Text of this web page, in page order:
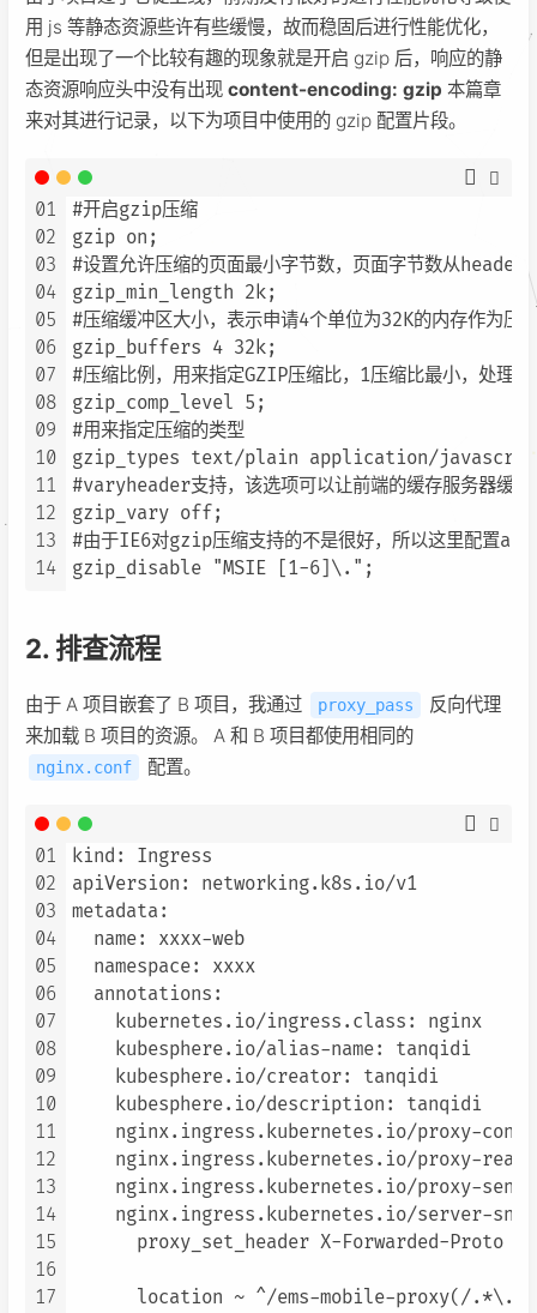
用 js 等静态资源些许有些缓慢，故而稳固后进行性能优化，
但是出现了一个比较有趣的现象就是开启 gzip 后，响应的静
态资源响应头中没有出现 content-encoding: gzip 本篇章
来对其进行记录，以下为项目中使用的 gzip 配置片段。
01
02
03
04
05
06
07
08
09
10
11
12
13
14
#开启gzip压缩
gzip on;
#设置允许压缩的页面最小字节数，页面字节数从
gzip_min_length 2k;
#压缩缓冲区大小，表示申请4个单位为32K的内存作为
gzip_buffers 4 32k;
#压缩比例，用来指定GZIP压缩比，1压缩比最小，处理
gzip_comp_level 5;
#用来指定压缩的类型
gzip_types text/plain application/
#varyheader支持，该选项可以让前端的缓存服务器缓存
gzip_vary off;
#由于IE6对gzip压缩支持的不是很好，所以这里配置
gzip_disable "MSIE [1-6]\.";
2. 排查流程
由于 A 项目嵌套了 B 项目，我通过 proxy_pass
反向代理
来加载 B 项目的资源。 A 和 B 项目都使用相同的
nginx.conf 配置。
01
02
03
04
05
06
07
08
09
10
11
12
13
14
15
16
17
kind: Ingress
apiVersion: networking.k8s.io/v1
metadata:
  name: xxxx-web
  namespace: xxxx
  annotations:
    kubernetes.io/ingress.class: nginx
    kubesphere.io/alias-name: tanqidi
    kubesphere.io/creator: tanqidi
    kubesphere.io/description: tanqidi
nginx.ingress.kubernetes.io/proxy-
nginx.ingress.kubernetes.io/proxy-
nginx.ingress.kubernetes.io/proxy-
nginx.ingress.kubernetes.io/server-
proxy_set_header X-Forwarded-Proto
location ~ ^/ems-mobile-proxy(/